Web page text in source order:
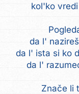
kol'ko
da l'
da l' ista si ko
da l'
Znače li